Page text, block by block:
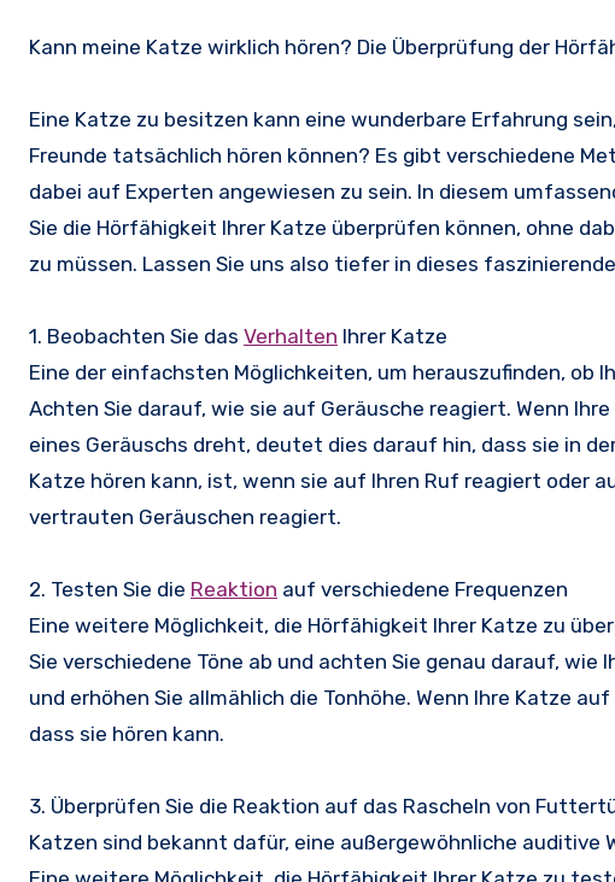
Kann meine Katze wirklich hören? Die Überprüfung der
Eine Katze zu besitzen kann eine wunderbare Erfahrung
Freunde tatsächlich hören können? Es gibt verschiedene
dabei auf Experten angewiesen zu sein. In diesem
Sie die Hörfähigkeit Ihrer Katze überprüfen können, ohne
zu müssen. Lassen Sie uns also tiefer in dieses
1. Beobachten Sie das Verhalten Ihrer Katze
Eine der einfachsten Möglichkeiten, um herauszufinden, ob
Achten Sie darauf, wie sie auf Geräusche reagiert. Wenn
eines Geräuschs dreht, deutet dies darauf hin, dass sie in
Katze hören kann, ist, wenn sie auf Ihren Ruf reagiert oder
vertrauten Geräuschen reagiert.
2. Testen Sie die Reaktion auf verschiedene Frequenzen
Eine weitere Möglichkeit, die Hörfähigkeit Ihrer Katze zu
Sie verschiedene Töne ab und achten Sie genau darauf,
und erhöhen Sie allmählich die Tonhöhe. Wenn Ihre Katze
dass sie hören kann.
3. Überprüfen Sie die Reaktion auf das Rascheln von
Katzen sind bekannt dafür, eine außergewöhnliche auditive